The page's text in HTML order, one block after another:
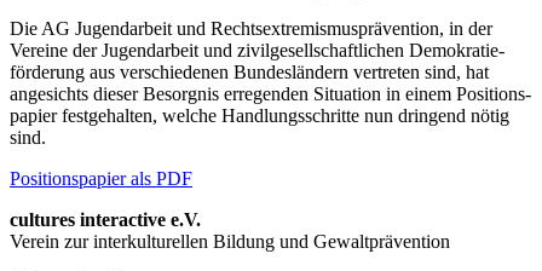
Die AG Jugendarbeit und Rechtsextremismusprävention, in der
Vereine der Jugend­arbeit und zivilgesell­schaftlichen Demokratie­
förderung aus verschiedenen Bundes­ländern vertreten sind, hat
angesichts dieser Besorgnis erregenden Situation in einem Positions­
papier festgehalten, welche Handlungs­schritte nun dringend nötig
sind.
Positionspapier als PDF
cultures interactive e.V.
Verein zur interkulturellen Bildung und Gewaltprävention